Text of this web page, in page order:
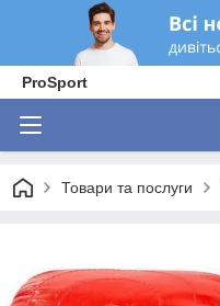
ProSport
Товари та послуги